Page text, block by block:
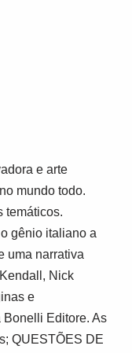
e arte
mundo todo.
temáticos.
gênio italiano a
uma narrativa
Nick
e
Editore. As
QUESTÕES DE